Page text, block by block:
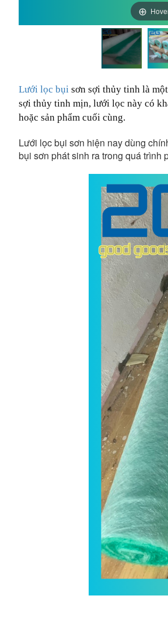
Lưới lọc bụi sơn sợi thủy tinh là
sợi thủy tinh mịn, lưới lọc này có
hoặc sản phẩm cuối cùng.
Lưới lọc bụi sơn hiện nay dùng
bụi sơn phát sinh ra trong quá trình